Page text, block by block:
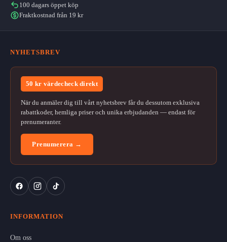
100 dagars öppet köp
Fraktkostnad från 19 kr
NYHETSBREV
50 kr värdecheck direkt
När du anmäler dig till vårt nyhetsbrev får du dessutom exklusiva
rabattkoder, hemliga priser och unika erbjudanden — endast för
prenumeranter.
Prenumerera →
INFORMATION
Om oss